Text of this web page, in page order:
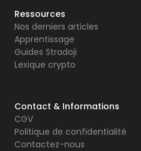
Ressources
Nos derniers articles
Apprentissage
Guides Stradoji
Lexique crypto
Contact & Informations
CGV
Politique de confidentialité
Contactez-nous